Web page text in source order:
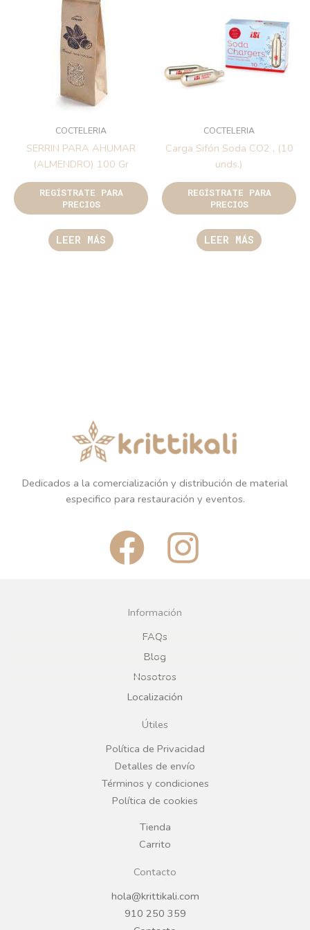
COCTELERIA
SERRIN PARA AHUMAR
(ALMENDRO) 100 Gr
REGÍSTRATE PARA
PRECIOS
LEER MÁS
COCTELERIA
Carga Sifón Soda CO2 , (10
unds.)
REGÍSTRATE PARA
PRECIOS
LEER MÁS
Dedicados a la comercialización y distribución de material
especifico para restauración y eventos.
F
a
c
e
b
o
o
k
I
n
g
r
a
Información
FAQs
Blog
Nosotros
Localización
Útiles
Política de Privacidad
Detalles de envío
Términos y condiciones
Política de cookies
Tienda
Carrito
Contacto
hola@krittikali.com
910 250 359